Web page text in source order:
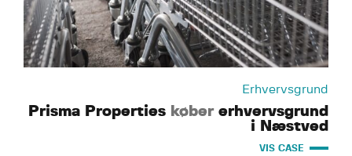
Erhvervsgrund
Prisma Properties købererhvervsgrund
i Næstved
VIS CASE